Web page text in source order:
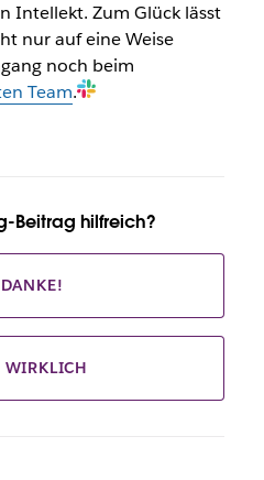
Intellekt. Zum Glück lässt
nur auf eine Weise
noch beim
Team.
Beitrag hilfreich?
WIRKLICH